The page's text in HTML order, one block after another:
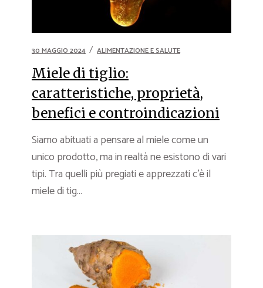
30 MAGGIO 2024 ALIMENTAZIONE E SALUTE
Miele di tiglio:
caratteristiche, proprietà,
benefici e controindicazioni
Siamo abituati a pensare al miele come un
unico prodotto, ma in realtà ne esistono di vari
tipi. Tra quelli più pregiati e apprezzati c’è il
miele di tig...